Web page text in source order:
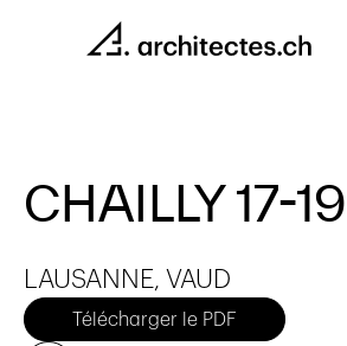
CHAILLY 17-
LAUSANNE, VAUD
Télécharger le PDF